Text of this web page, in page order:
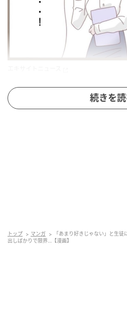
エキサイトニュース
続きを
トップ マンガ
「あまり好きじゃない」と生
出しばかりで限界…【漫画】